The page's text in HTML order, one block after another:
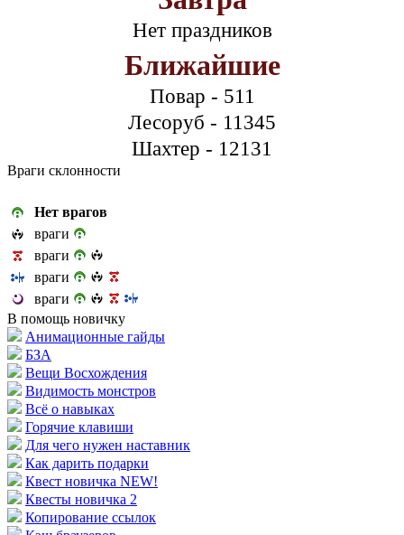
Нет праздников
Ближайшие
Повар - 511
Лесоруб - 11345
Шахтер - 12131
Враги склонности
Нет врагов
враги
враги
враги
враги
В помощь новичку
Анимационные гайды
БЗА
Вещи Восхождения
Видимость монстров
Всё о навыках
Горячие клавиши
Для чего нужен наставник
Как дарить подарки
Квест новичка NEW!
Квесты новичка 2
Копирование ссылок